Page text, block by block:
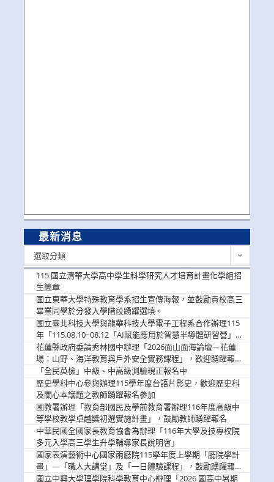
最新消息
選取分類
115 國立清華大學高中學生科學研究人才培育計畫化學組招
生簡章
國立東華大學特殊教育學系招生宣傳海報，並鼓勵貴校高三
畢業同學於分發入學階段踴躍選填。
國立臺北科技大學與龍華科技大學電子工程系合作辦理115
年「115.08.10~08.12「AI賦能應用於智慧半導體研習營」，
歡迎學生踴躍報名參加
花蓮縣政府委請秀林國中辦理「2026面山面海論壇－花蓮
場：山野、海洋教育與戶外安全實務課程」，歡迎踴躍報名
參加
「全民英檢」中級、中高級測驗現正報名中
歷史學科中心參與辦理115學年度台語片影史，歡迎歷史科
及關心本議題之教師踴躍報名參加
國教署辦理「教育部國民及學前教育署辦理116年度高級中
等學校教學卓越獎初選實施計畫」，鼓勵教師踴躍報名
中華民國全國家長教育協會為辦理「116年大學及技專校院
多元入學高三學生升學輔導家長說明會」
國家表演藝術中心國家兩廳院115學年度上學期「廳院學計
畫」—「職人大講堂」及「一日體驗課程」，鼓勵踴躍報名
參與。
國立中興大學理學院科學教育中心辦理「2026 國高中暑期